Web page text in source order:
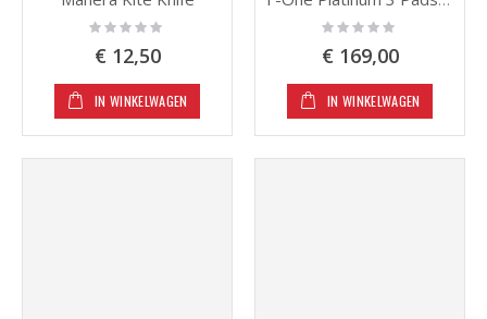
Rating:
0%
€ 12,50
IN WINKELWAGEN
Rating:
0%
€ 169,00
IN WINKELWAGEN